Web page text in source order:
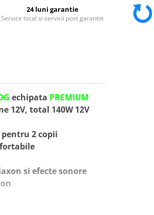
24 luni garantie
Service local si servicii post garantie
echipata PREMIUM
12V, total 140W 12V
2 copii
si efecte sonore